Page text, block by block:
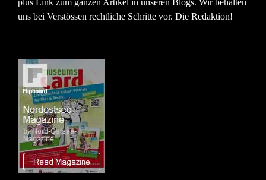
plus Link zum ganzen Artikel in unseren Blogs. Wir behalten
uns bei Verstössen rechtliche Schritte vor. Die Redaktion!